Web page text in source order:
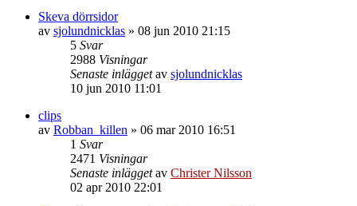
Skeva dörrsidor
av sjolundnicklas » 08 jun 2010 21:15
5 Svar
2988 Visningar
Senaste inläggetav sjolundnicklas
10 jun 2010 11:01
clips
av Robban_killen » 06 mar 2010 16:51
1 Svar
2471 Visningar
Senaste inläggetav Christer Nilsson
02 apr 2010 22:01